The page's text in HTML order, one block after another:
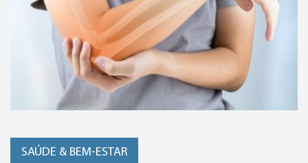
SAÚDE & BEM-ESTAR